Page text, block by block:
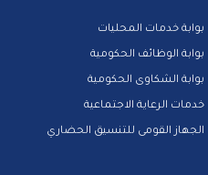
بوابة خدمات المحليات
بوابة الوظائف الحكومية
بوابة الشكاوى الحكومية
خدمات الرعاية الاجتماعية
الجهاز القومى للتنسيق الحضاري